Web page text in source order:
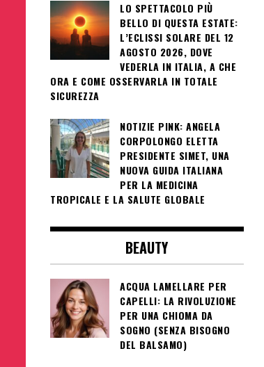
LO SPETTACOLO PIÙ
BELLO DI QUESTA ESTATE:
L’ECLISSI SOLARE DEL 12
AGOSTO 2026, DOVE
VEDERLA IN ITALIA, A CHE
ORA E COME OSSERVARLA IN TOTALE
SICUREZZA
NOTIZIE PINK: ANGELA
CORPOLONGO ELETTA
PRESIDENTE SIMET, UNA
NUOVA GUIDA ITALIANA
PER LA MEDICINA
TROPICALE E LA SALUTE GLOBALE
BEAUTY
ACQUA LAMELLARE PER
CAPELLI: LA RIVOLUZIONE
PER UNA CHIOMA DA
SOGNO (SENZA BISOGNO
DEL BALSAMO)